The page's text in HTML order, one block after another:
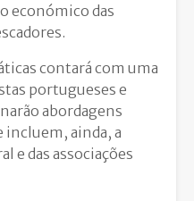
económico das
contará com uma
portugueses e
abordagens
incluem, ainda, a
e das associações